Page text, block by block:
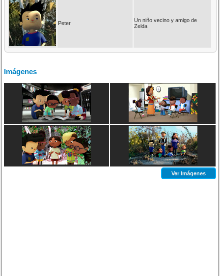
Peter
Un niño vecino y amigo de
Zelda
Imágenes
Ver Imágenes